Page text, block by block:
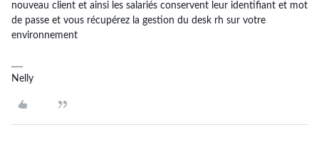
nouveau client et ainsi les salariés conservent leur identifiant et mot
de passe et vous récupérez la gestion du desk rh sur votre
environnement
Nelly